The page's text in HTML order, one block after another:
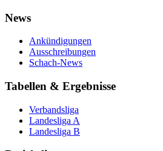
News
Ankündigungen
Ausschreibungen
Schach-News
Tabellen & Ergebnisse
Verbandsliga
Landesliga A
Landesliga B